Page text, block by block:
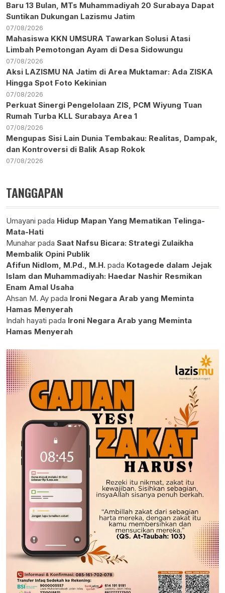
Baru 13 Bulan, MTs Muhammadiyah 20 Surabaya Dapat
Suntikan Dukungan Lazismu Jatim
07/08/2026
Mahasiswa KKN UMSURA Tawarkan Solusi Atasi
Limbah Pemotongan Ayam di Desa Sidowungu
07/08/2026
Aksi LAZISMU NA Jatim di Area Muktamar: Ada ZISKA
Hingga Spot Foto Kekinian
07/08/2026
Perkuat Sinergi Pengelolaan ZIS, PCM Wiyung Tuan
Rumah Turba KLL Surabaya Area 1
07/08/2026
Mengupas Sisi Lain Dunia Tembakau: Realitas, Dampak,
dan Kontroversi di Balik Asap Rokok
07/08/2026
TANGGAPAN
Umayani pada Hidup Mapan Yang Mematikan Telinga-
Mata-Hati
Munahar pada Saat Nafsu Bicara: Strategi Zulaikha
Membalik Opini Publik
Afifun Nidlom, M.Pd., M.H. pada Kotagede dalam Jejak
Islam dan Muhammadiyah: Haedar Nashir Resmikan
Enam Amal Usaha
Ahsan M. Ay pada Ironi Negara Arab yang Meminta
Hamas Menyerah
Indah hayati pada Ironi Negara Arab yang Meminta
Hamas Menyerah